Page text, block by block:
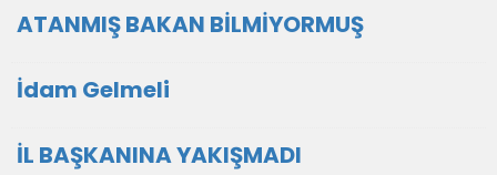
ATANMIŞ BAKAN BİLMİYORMUŞ
İdam Gelmeli
İL BAŞKANINA YAKIŞMADI